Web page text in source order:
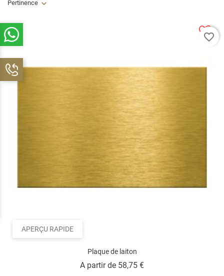
Pertinence
APERÇU RAPIDE
Plaque de laiton
A partir de 58,75 €Prix
favorite_border